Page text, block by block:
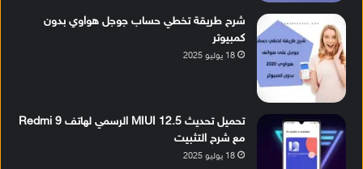
شرح طريقة تخطي حساب جوجل هواوي بدون
كمبيوتر
18 يوليو 2025
تحميل تحديث MIUI 12.5 الرسمي لهاتف Redmi 9
مع شرح التثبيت
18 يوليو 2025